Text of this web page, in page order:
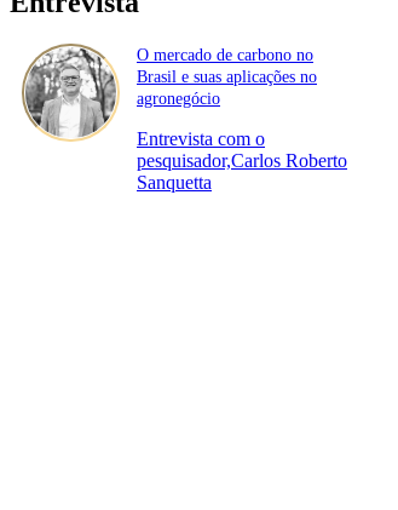
O mercado de carbono no
Brasil e suas aplicações no
agronegócio
Entrevista com o
pesquisador,Carlos Roberto
Sanquetta